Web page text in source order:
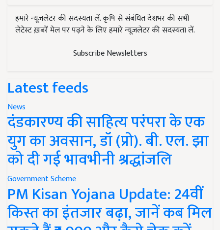
हमारे न्यूज़लेटर की सदस्यता लें. कृषि से संबंधित देशभर की सभी
लेटेस्ट ख़बरें मेल पर पढ़ने के लिए हमारे न्यूज़लेटर की सदस्यता लें.
Subscribe Newsletters
Latest feeds
News
दंडकारण्य की साहित्य परंपरा के एक
युग का अवसान, डॉ (प्रो). बी. एल. झा
को दी गई भावभीनी श्रद्धांजलि
Government Scheme
PM Kisan Yojana Update: 24वीं
किस्त का इंतजार बढ़ा, जानें कब मिल